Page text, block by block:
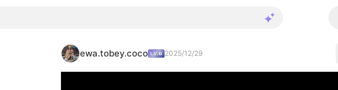
ewa.tobey.coco 2025/12/29